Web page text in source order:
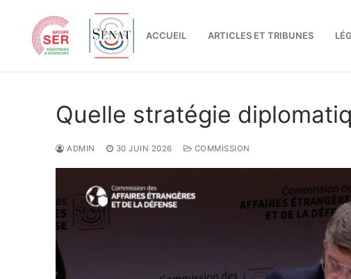
contenu
ACCUEIL ARTICLES ET TRIBUNES
Quelle stratégie
ADMIN 30 JUIN 2026 COMMISSION